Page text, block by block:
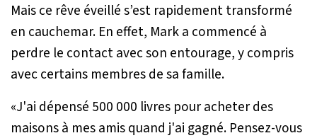
Mais ce rêve éveillé s’est rapidement transformé
en cauchemar. En effet, Mark a commencé à
perdre le contact avec son entourage, y compris
avec certains membres de sa famille.
«J'ai dépensé 500 000 livres pour acheter des
maisons à mes amis quand j'ai gagné. Pensez-vous